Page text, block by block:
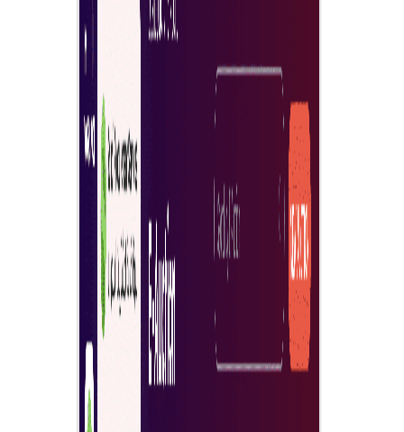
Ανοικτή ηλεκτρονική δημοπρασία για προμήθειες
Μπορείτε εύκολα να ανοίξετε μια ηλεκτρονική
δημοπρασία για τις ανάγκες προμηθειών της εταιρείας
Γρήγορη παραλαβή προτάσεων
Περιμένετε, και γρήγορα θα λάβετε προτάσεις από τους
προμηθευτές με την υψηλότερη βαθμολογία.